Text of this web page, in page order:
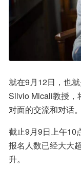
就在9月12日，也
Silvio Micali教授，
对面的交流和对话。
截止9月9日上午10
报名人数已经大大
升。